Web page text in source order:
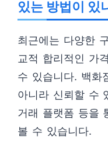
있는 방법이 있
최근에는 다양한
교적 합리적인 가
수 있습니다. 백화
아니라 신뢰할 수
거래 플랫폼 등을
볼 수 있습니다.